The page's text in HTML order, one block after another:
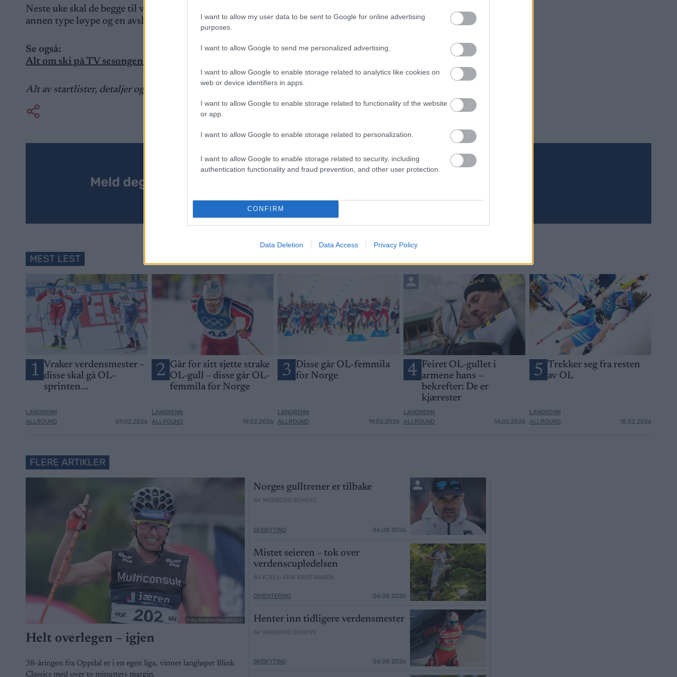
I want to allow my user data to be sent to Google for online advertising
purposes.
I want to allow Google to send me personalized advertising.
I want to allow Google to enable storage related to analytics like cookies on
web or device identifiers in apps.
I want to allow Google to enable storage related to functionality of the website
or app.
I want to allow Google to enable storage related to personalization.
I want to allow Google to enable storage related to security, including
authentication functionality and fraud prevention, and other user protection.
CONFIRM
Data Deletion Data Access Privacy Policy
Neste uke skal de begge til verdenscupåpningen i Ruka, fra 29. november til 1. desember. Der venter en
annen type løype og en avslutningsøvelse som Heidi Weng gleder seg til: 20 kilometer jaktstart i fristil.
Se også:
Alt om ski på TV sesongen 2024-25: Hvilke kanaler sender hva og når?
Alt av startlister, detaljer og resultater finner du i seksjonen « Terminlister & resultater
Meld deg på vårt nyhetsbrev
MEST LEST
1 Vraker verdensmester –
disse skal gå OL-
sprinten...
LANGRENN
ALLROUND
09.02.2026
2 Går for sitt sjette strake
OL-gull – disse går OL-
femmila for Norge
LANGRENN
ALLROUND
19.02.2026
3 Disse går OL-femmila
for Norge
LANGRENN
ALLROUND
19.02.2026
4 Feiret OL-gullet i
armene hans –
bekrefter: De er
kjærester
LANGRENN
ALLROUND
14.02.2026
5 Trekker seg fra resten
av OL
LANGRENN
ALLROUND
15.02.2026
FLERE ARTIKLER
Foto: Nordnes/NordicFocus
Helt overlegen – igjen
38-åringen fra Oppdal er i en egen liga, vinner langløpet Blink
Classics med over to minutters margin.
Norges gulltrener er tilbake
AV INGEBORG SCHEVE
SKISKYTING 06.08.2026
Mistet seieren – tok over
verdenscupledelsen
AV KJELL-ERIK KRISTIANSEN
ORIENTERING 06.08.2026
Henter inn tidligere verdensmester
AV INGEBORG SCHEVE
SKISKYTING 06.08.2026